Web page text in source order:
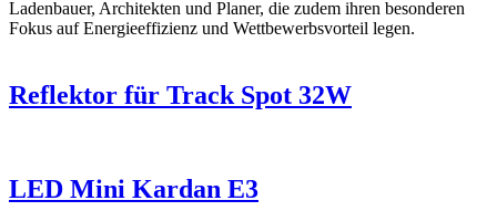
Ladenbauer, Architekten und Planer, die zudem ihren besonderen
Fokus auf Energieeffizienz und Wettbewerbsvorteil legen.
Reflektor für Track Spot 32W
LED Mini Kardan E3